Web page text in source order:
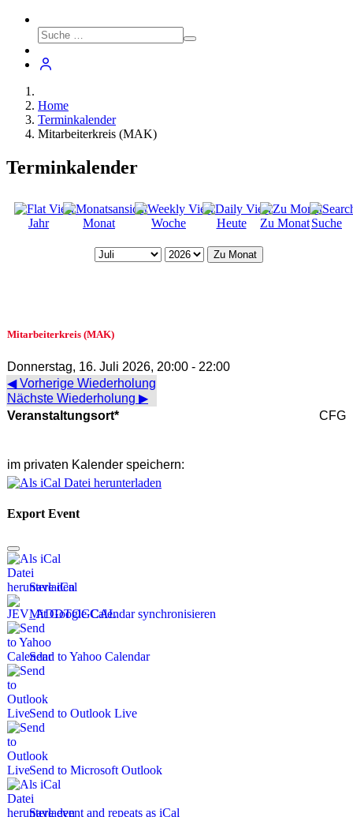
Home
Terminkalender
Mitarbeiterkreis (MAK)
Terminkalender
Jahr Monat Woche Heute Zu MonatSuche
Zu Monat
Mitarbeiterkreis (MAK)
Donnerstag, 16. Juli 2026, 20:00 - 22:00
◀ Vorherige Wiederholung
Nächste Wiederholung ▶
Veranstaltungsort*
CFG
im privaten Kalender speichern:
Export Event
Save iCal
Mit Google Calendar synchronisieren
Send to Yahoo Calendar
Send to Outlook Live
Send to Microsoft Outlook
Save event and repeats as iCal